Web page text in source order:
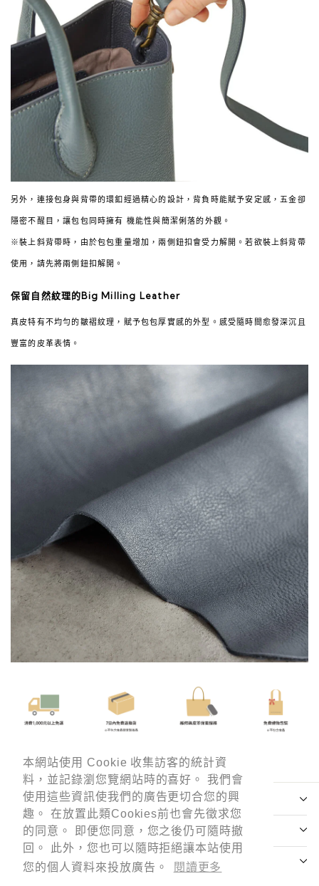
本網站使用 Cookie 收集訪客的統計資
料，並記錄瀏您覽網站時的喜好。 我們會
使用這些資訊使我們的廣告更切合您的興
趣。 在放置此類Cookies前也會先徵求您
的同意。 即便您同意，您之後仍可隨時撤
回。 此外，您也可以隨時拒絕讓本站使用
您的個人資料來投放廣告。
閱讀更多
本網站使用 Cookie 收集訪客的統計資
料，並記錄瀏您覽網站時的喜好。 我們會
使用這些資訊使我們的廣告更切合您的興
趣。 在放置此類Cookies前也會先徵求您
的同意。 即便您同意，您之後仍可隨時撤
回。 此外，您也可以隨時拒絕讓本站使用
您的個人資料來投放廣告。
閱讀更多
另外，連接包身與背帶的環釦經過精心的設計，背負時能賦予安定感，五金卻
隱密不醒目，讓包包同時擁有 機能性與簡潔俐落的外觀。
※裝上斜背帶時，由於包包重量增加，兩側鈕扣會受力解開。若欲裝上斜背帶
使用，請先將兩側鈕扣解開。
保留自然紋理的Big Milling Leather
真皮特有不均勻的皺褶紋理，賦予包包厚實感的外型。感受隨時間愈發深沉且
豐富的皮革表情。